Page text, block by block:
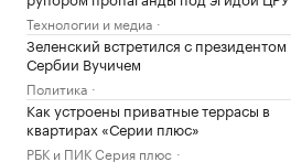
Технологии и медиа
Зеленский встретился с президентом
Сербии Вучичем
Политика
Как устроены приватные террасы в
квартирах «Серии плюс»
РБК и ПИК Серия плюс